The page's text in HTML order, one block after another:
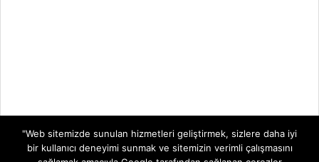
"Web sitemizde sunulan hizmetleri geliştirmek, sizlere daha iyi
bir kullanıcı deneyimi sunmak ve sitemizin verimli çalışmasını